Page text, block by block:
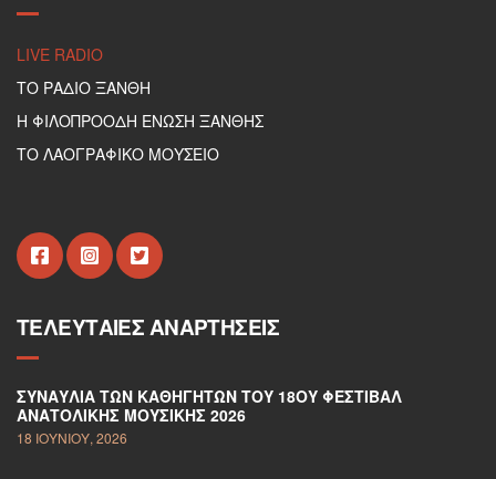
LIVE RADIO
ΤΟ ΡΑΔΙΟ ΞΑΝΘΗ
Η ΦΙΛΟΠΡΟΟΔΗ ΕΝΩΣΗ ΞΑΝΘΗΣ
ΤΟ ΛΑΟΓΡΑΦΙΚΟ ΜΟΥΣΕΙΟ
ΤΕΛΕΥΤΑΊΕΣ ΑΝΑΡΤΉΣΕΙΣ
ΣΥΝΑΥΛΊΑ ΤΩΝ ΚΑΘΗΓΗΤΏΝ ΤΟΥ 18ΟΥ ΦΕΣΤΙΒΆΛ
ΑΝΑΤΟΛΙΚΉΣ ΜΟΥΣΙΚΉΣ 2026
18 ΙΟΥΝΊΟΥ, 2026